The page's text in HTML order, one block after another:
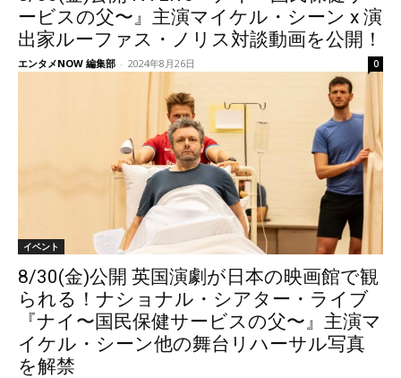
ービスの父〜』主演マイケル・シーン x 演
出家ルーファス・ノリス対談動画を公開！
エンタメNOW 編集部 - 2024年8月26日 0
イベント
8/30(金)公開 英国演劇が日本の映画館で観
られる！ナショナル・シアター・ライブ
『ナイ〜国民保健サービスの父〜』主演マ
イケル・シーン他の舞台リハーサル写真
を解禁